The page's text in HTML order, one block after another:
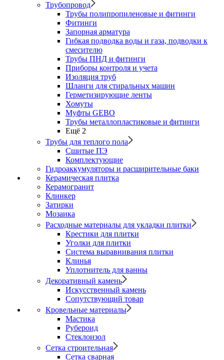
Трубопровод
Трубы полипропиленовые и фитинги
Фитинги
Запорная арматура
Гибкая подводка воды и газа, подводки к
смесителю
Трубы ПНД и фитинги
Приборы контроля и учета
Изоляция труб
Шланги для стиральных машин
Герметизирующие ленты
Хомуты
Муфты GEBO
Трубы металлопластиковые и фитинги
Ещё 2
Трубы для теплого пола
Сшитые ПЭ
Комплектующие
Гидроаккумуляторы и расширительные баки
Керамическая плитка
Керамогранит
Клинкер
Затирки
Мозаика
Расходные материалы для укладки плитки
Крестики для плитки
Уголки для плитки
Система выравнивания плитки
Клинья
Уплотнитель для ванны
Декоративный камень
Искусственный камень
Сопутствующий товар
Кровельные материалы
Мастика
Рубероид
Стеклоизол
Сетка строительная
Сетка сварная